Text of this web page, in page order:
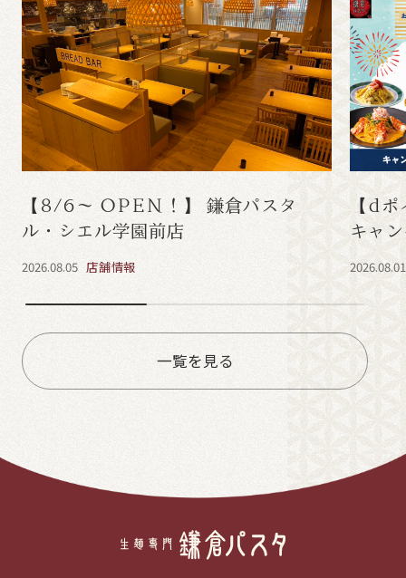
【8/6～ OPEN！】 鎌倉パスタ
ル・シエル学園前店
2026.08.05 店舗情報
【d
キャ
2026.08.01
一覧を見る